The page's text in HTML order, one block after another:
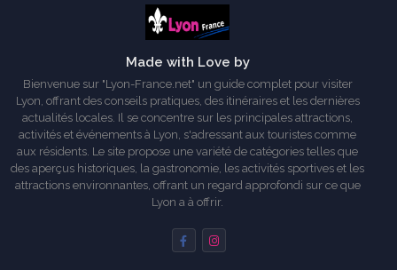
Made with Love by
Bienvenue sur "Lyon-France.net" un guide complet pour visiter
Lyon, offrant des conseils pratiques, des itinéraires et les dernières
actualités locales. Il se concentre sur les principales attractions,
activités et événements à Lyon, s'adressant aux touristes comme
aux résidents. Le site propose une variété de catégories telles que
des aperçus historiques, la gastronomie, les activités sportives et les
attractions environnantes, offrant un regard approfondi sur ce que
Lyon a à offrir.